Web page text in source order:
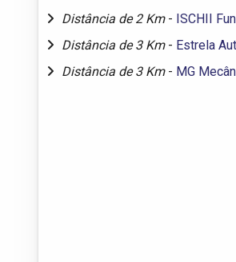
Distância de 2 Km - ISCHII
Distância de 3 Km - Estrela
Distância de 3 Km - MG